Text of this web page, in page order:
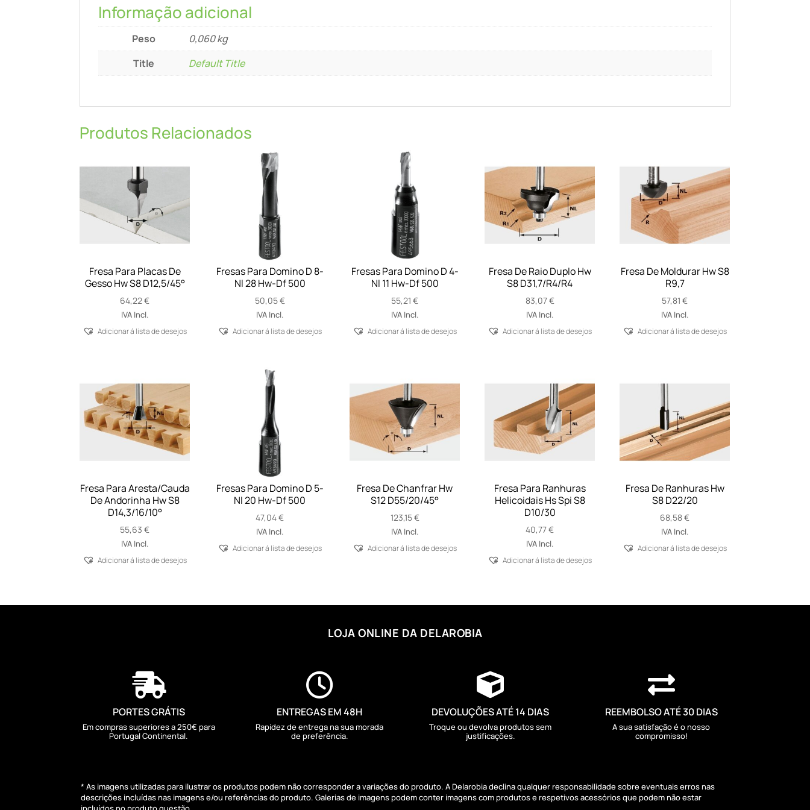
Informação adicional
Peso
0,060 kg
Title
Default Title
Produtos Relacionados
Fresa Para Placas De
Gesso Hw S8 D12,5/45°
64,22€
IVA Incl.
Adicionar á lista de desejos
Fresas Para Domino D 8-
Nl 28 Hw-Df 500
50,05€
IVA Incl.
Adicionar á lista de desejos
Fresas Para Domino D 4-
Nl 11 Hw-Df 500
55,21€
IVA Incl.
Adicionar á lista de desejos
Fresa De Raio Duplo Hw
S8 D31,7/R4/R4
83,07€
IVA Incl.
Adicionar á lista de desejos
Fresa De Moldurar Hw S8
R9,7
57,81€
IVA Incl.
Adicionar á lista de desejos
Fresa Para Aresta/Cauda
De Andorinha Hw S8
D14,3/16/10°
55,63€
IVA Incl.
Adicionar á lista de desejos
Fresas Para Domino D 5-
Nl 20 Hw-Df 500
47,04€
IVA Incl.
Adicionar á lista de desejos
Fresa De Chanfrar Hw
S12 D55/20/45°
123,15€
IVA Incl.
Adicionar á lista de desejos
Fresa Para Ranhuras
Helicoidais Hs Spi S8
D10/30
40,77€
IVA Incl.
Adicionar á lista de desejos
Fresa De Ranhuras Hw
S8 D22/20
68,58€
IVA Incl.
Adicionar á lista de desejos
LOJA ONLINE DA DELAROBIA

PORTES GRÁTIS
Em compras superiores a 250€ para
Portugal Continental.

ENTREGAS EM 48H
Rapidez de entrega na sua morada
de preferência.

DEVOLUÇÕES ATÉ 14 DIAS
Troque ou devolva produtos sem
justificações.

REEMBOLSO ATÉ 30 DIAS
A sua satisfação é o nosso
compromisso!
* As imagens utilizadas para ilustrar os produtos podem não corresponder a variações do produto. A Delarobia declina qualquer responsabilidade sobre eventuais erros nas
descrições incluídas nas imagens e/ou referências do produto. Galerias de imagens podem conter imagens com produtos e respetivos acessórios que podem não estar